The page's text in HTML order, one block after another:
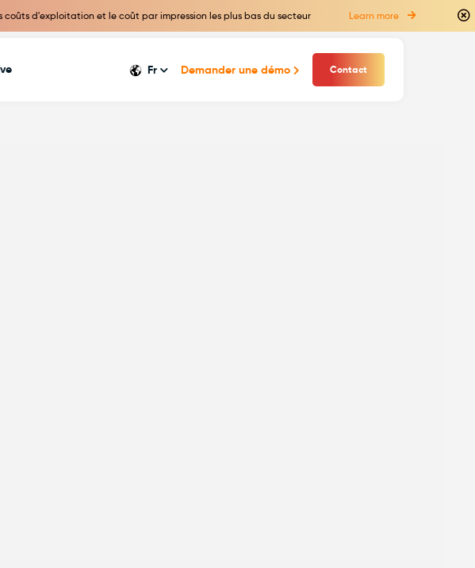
d'exploitation et le coût par impression les plus bas du secteur Learn more
Fr Demander une démo Contact